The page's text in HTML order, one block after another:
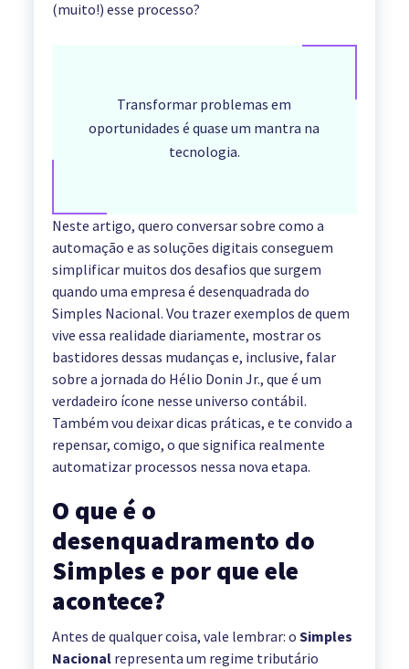
(muito!) esse processo?
Transformar problemas em
oportunidades é quase um mantra na
tecnologia.
Neste artigo, quero conversar sobre como a
automação e as soluções digitais conseguem
simplificar muitos dos desafios que surgem
quando uma empresa é desenquadrada do
Simples Nacional. Vou trazer exemplos de quem
vive essa realidade diariamente, mostrar os
bastidores dessas mudanças e, inclusive, falar
sobre a jornada do Hélio Donin Jr., que é um
verdadeiro ícone nesse universo contábil.
Também vou deixar dicas práticas, e te convido a
repensar, comigo, o que significa realmente
automatizar processos nessa nova etapa.
O que é o
desenquadramento do
Simples e por que ele
acontece?
Antes de qualquer coisa, vale lembrar: o Simples
Nacionalrepresenta um regime tributário